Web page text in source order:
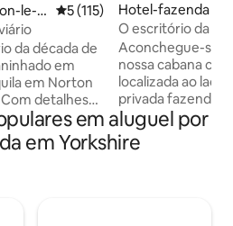
le-C 5 de uma avaliação média
5 (115)
da década de
em
em Norton
exclusivo
de casal
Hotel-fazenda ⋅
O escritório da
Cronkshaw Fold
Aconchegue-se
nossa cabana
localizada ao
privada fazenda.
panorâmicas
na varanda,
frente ao fogo,
em aluguel por
em Yorkshire